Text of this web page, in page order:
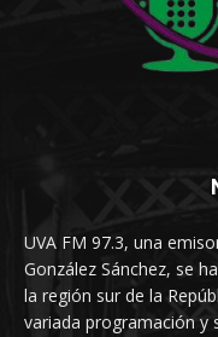
UVA FM 97.3, una
González Sánchez, se
la región sur de la
variada programación y